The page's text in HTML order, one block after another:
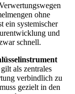
ohne
ein systemischer
und
schnell.
als zentrales
verbindlich zu
gezielt in den